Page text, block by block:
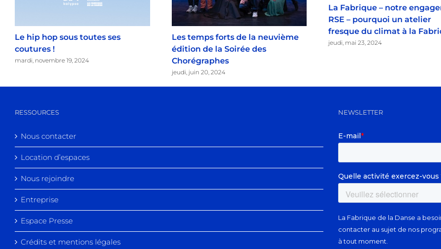
Le hip hop sous toutes ses
coutures !
mardi, novembre 19, 2024
Les temps forts de la neuvième
édition de la Soirée des
Chorégraphes
jeudi, juin 20, 2024
La Fabrique – notre
RSE – pourquoi un atelier
fresque du climat à la
jeudi, mai 23, 2024
RESSOURCES
Nous contacter
Location d’espaces
Nous rejoindre
Entreprise
Espace Presse
Crédits et mentions légales
NEWSLETTER